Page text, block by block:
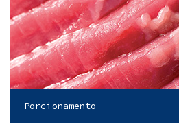
Porcionamento